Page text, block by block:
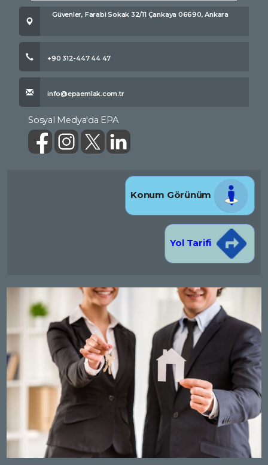
Güvenler, Farabi Sokak 32/11 Çankaya 06690, Ankara
+90 312-447 44 47
info@epaemlak.com.tr
Sosyal Medya'da EPA
Konum Görünüm
Yol Tarifi